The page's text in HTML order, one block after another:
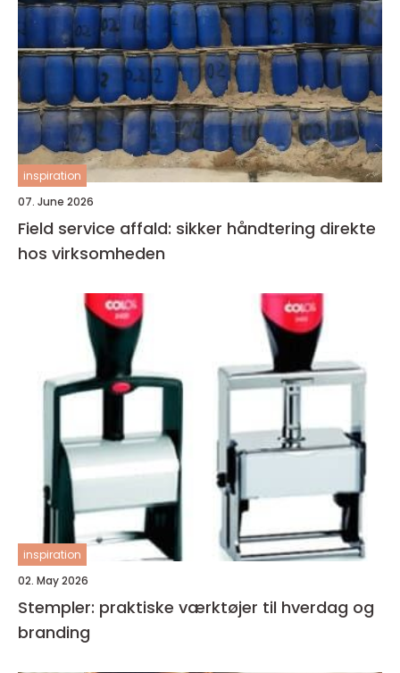
inspiration
07. June 2026
Field service affald: sikker håndtering direkte
hos virksomheden
inspiration
02. May 2026
Stempler: praktiske værktøjer til hverdag og
branding